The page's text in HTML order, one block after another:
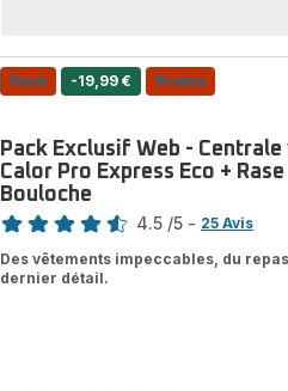
Pack -19,99 € Promo
Pack Exclusif Web - Centrale
Calor Pro Express Eco + Rase
Bouloche
Note
4.5 /5 - 25 Avis
Des vêtements impeccables, du
dernier détail.